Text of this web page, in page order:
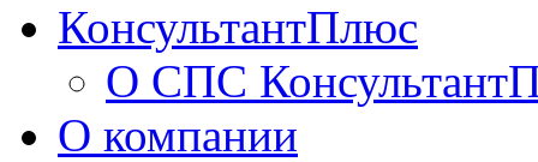
КонсультантПлюс
О СПС
О компании